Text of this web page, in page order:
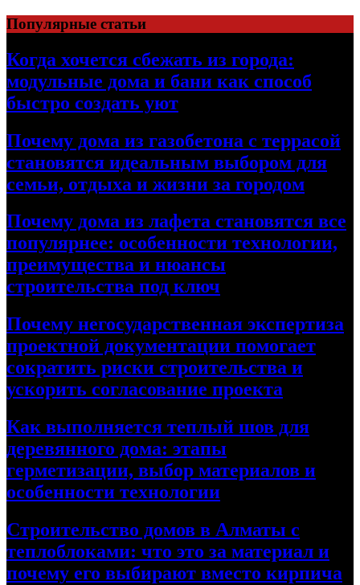
Перейти
к
содержимому
Популярные статьи
Когда хочется сбежать из города:
модульные дома и бани как способ
быстро создать уют
Почему дома из газобетона с террасой
становятся идеальным выбором для
семьи, отдыха и жизни за городом
Почему дома из лафета становятся все
популярнее: особенности технологии,
преимущества и нюансы
строительства под ключ
Почему негосударственная экспертиза
проектной документации помогает
сократить риски строительства и
ускорить согласование проекта
Как выполняется теплый шов для
деревянного дома: этапы
герметизации, выбор материалов и
особенности технологии
Строительство домов в Алматы с
теплоблоками: что это за материал и
почему его выбирают вместо кирпича